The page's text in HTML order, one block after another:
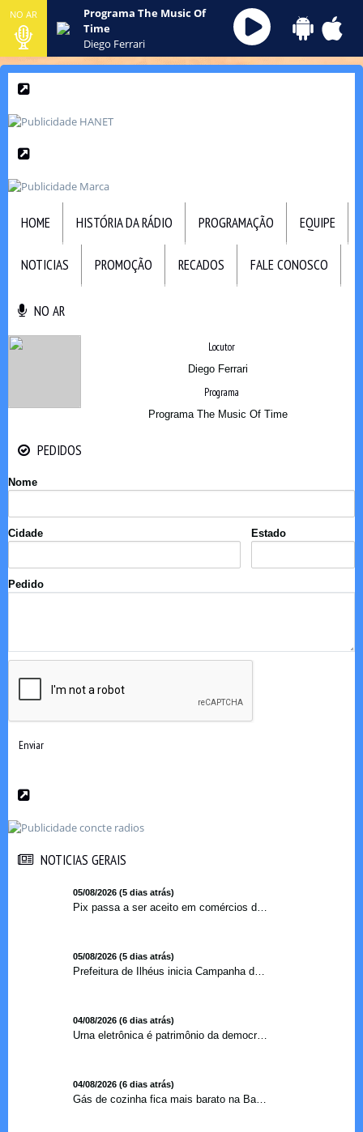
NO AR
Programa The Music Of
Time
Diego Ferrari
HOME HISTÓRIA DA RÁDIO PROGRAMAÇÃO EQUIPE
NOTICIAS PROMOÇÃO RECADOS FALE CONOSCO
NO AR
Locutor
Diego Ferrari
Programa
Programa The Music Of Time
PEDIDOS
Nome
Cidade Estado
Pedido
Enviar
NOTICIAS GERAIS
05/08/2026 (5 dias atrás)
Pix passa a ser aceito em comércios de oito países e amplia opções de pagamento para brasileiros no exterior
05/08/2026 (5 dias atrás)
Prefeitura de Ilhéus inicia Campanha de Multivacinação 2026
04/08/2026 (6 dias atrás)
Urna eletrônica é patrimônio da democracia, diz presidente do TSE
04/08/2026 (6 dias atrás)
Gás de cozinha fica mais barato na Bahia após redução de 7,1%